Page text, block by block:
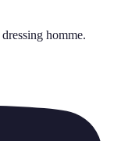
dressing homme.